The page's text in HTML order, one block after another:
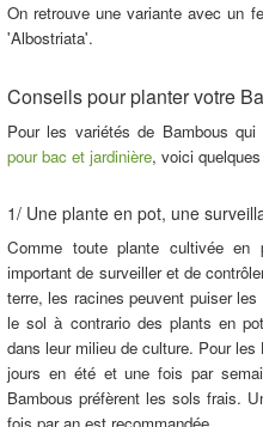
On retrouve une variante avec un
'Albostriata'.
Conseils pour planter votre
Pour les variétés de Bambous
pour bac et jardinière, voici
1/ Une plante en pot, une
Comme toute plante cultivée
important de surveiller et de
terre, les racines peuvent puiser
le sol à contrario des plants en
dans leur milieu de culture. Pour
jours en été et une fois par
Bambous préfèrent les sols frais.